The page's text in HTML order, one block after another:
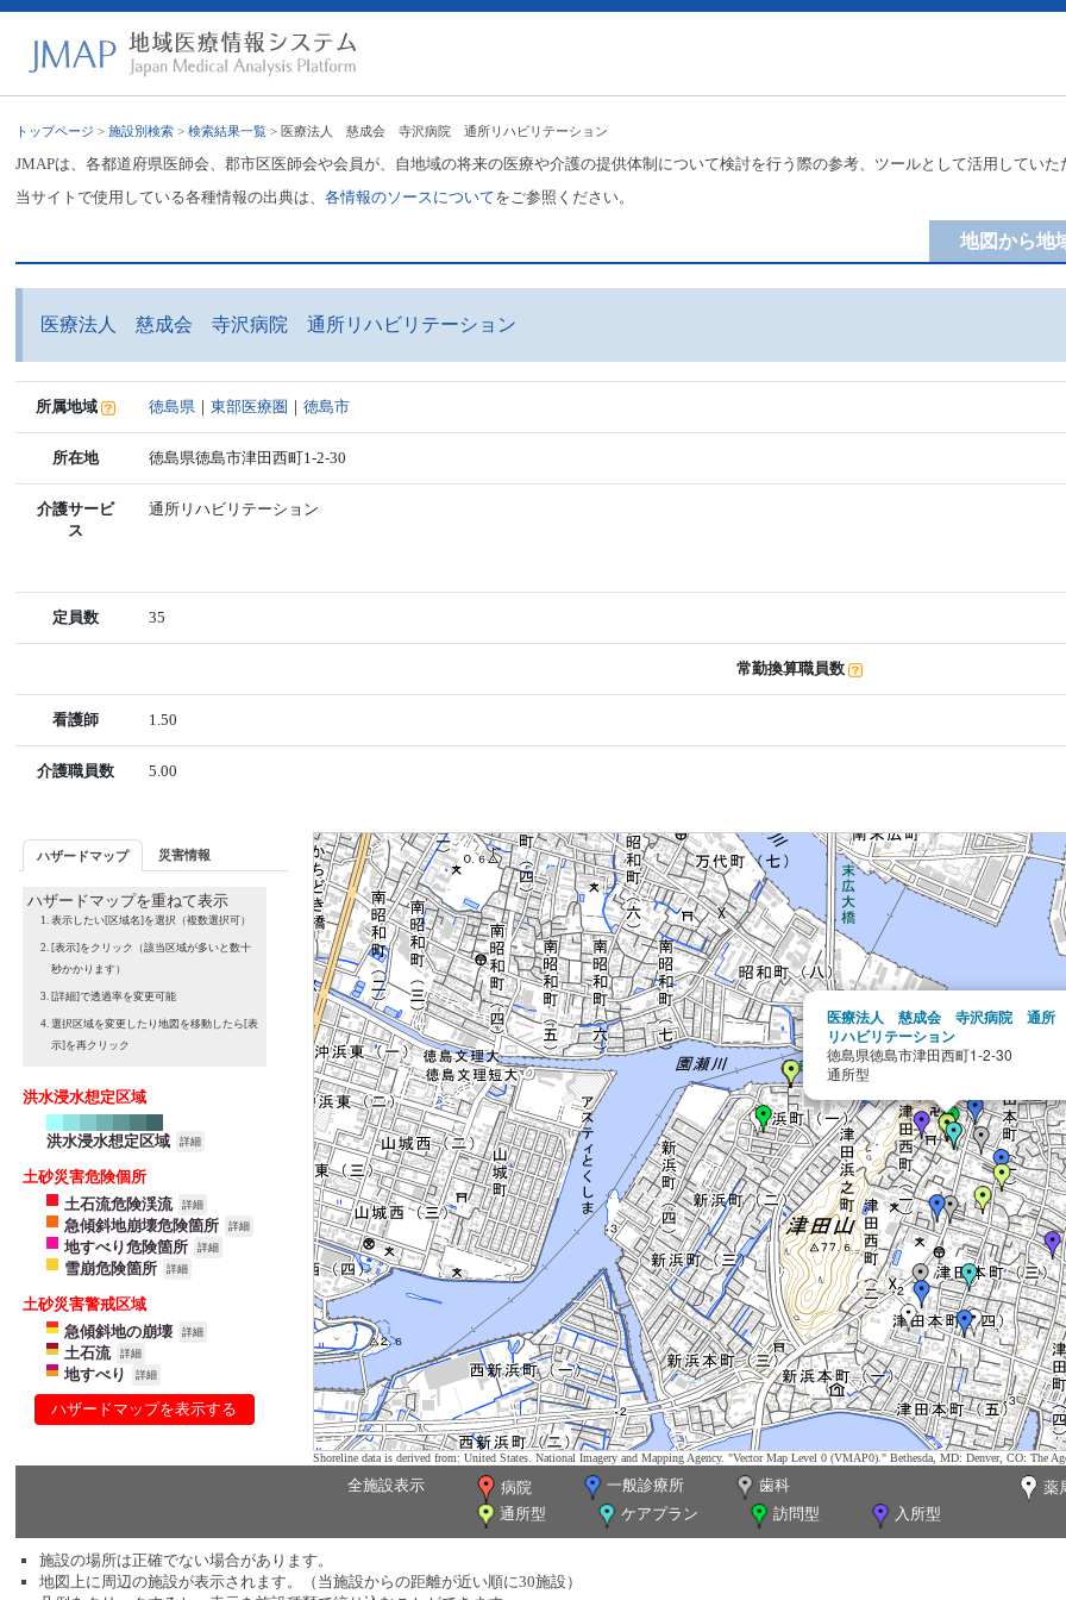
トップページ >施設別検索 >検索結果一覧 > 医療法人 慈成会 寺沢病院 通所リハビリテーション
JMAPは、各都道府県医師会、郡市区医師会や会員が、自地域の将来の医療や介護の提供体制について検討を行う際の参考、ツールとして活用してい
当サイトで使用している各種情報の出典は、各情報のソースについてをご参照ください。
地図から地
医療法人 慈成会 寺沢病院 通所リハビリテーション
所属地域 徳島県 ｜東部医療圏 ｜徳島市
所在地 徳島県徳島市津田西町1-2-30
介護サービ
ス
通所リハビリテーション
定員数 35
常勤換算職員数
看護師 1.50
介護職員数 5.00
ハザードマップ 災害情報
ハザードマップを重ねて表示
表示したい[区域名]を選択（複数選択可）
[表示]をクリック（該当区域が多いと数十
秒かかります）
[詳細]で透過率を変更可能
選択区域を変更したり地図を移動したら[表
示]を再クリック
洪水浸水想定区域
洪水浸水想定区域 詳細
土砂災害危険個所
土石流危険渓流
詳細
急傾斜地崩壊危険箇所 詳細
地すべり危険箇所 詳細
雪崩危険箇所 詳細
土砂災害警戒区域
急傾斜地の崩壊
詳細
土石流 詳細
地すべり 詳細
ハザードマップを表示する
医療法人 慈成会 寺沢病院 通所
リハビリテーション
徳島県徳島市津田西町1-2-30
通所型
Shoreline data is derived from: United States. National Imagery and Mapping Agency. "Vector Map Level 0 (VMAP0)." Bethesda, MD: Denver, CO: The
全施設表示 病院 一般診療所 歯科
薬
通所型
ケアプラン 訪問型 入所型
施設の場所は正確でない場合があります。
地図上に周辺の施設が表示されます。（当施設からの距離が近い順に30施設）